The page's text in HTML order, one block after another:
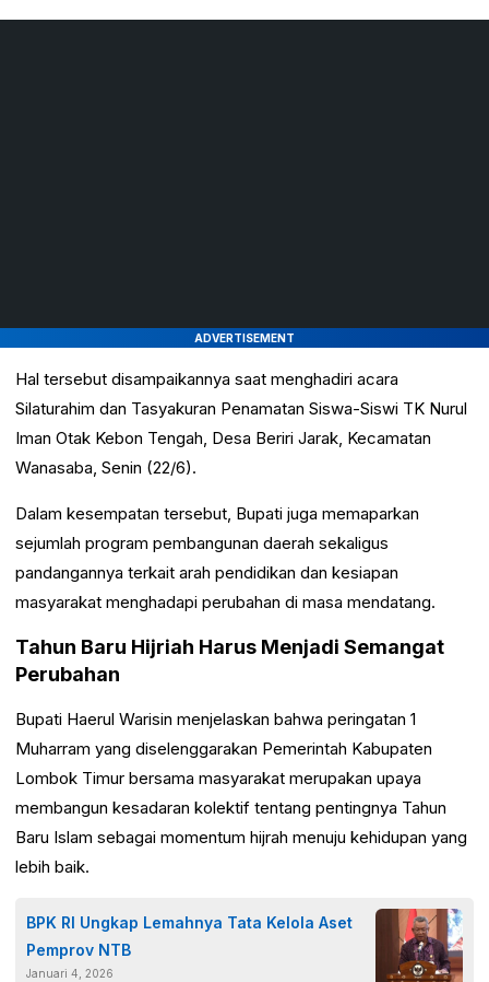
ADVERTISEMENT
Hal tersebut disampaikannya saat menghadiri acara
Silaturahim dan Tasyakuran Penamatan Siswa-Siswi TK Nurul
Iman Otak Kebon Tengah, Desa Beriri Jarak, Kecamatan
Wanasaba, Senin (22/6).
Dalam kesempatan tersebut, Bupati juga memaparkan
sejumlah program pembangunan daerah sekaligus
pandangannya terkait arah pendidikan dan kesiapan
masyarakat menghadapi perubahan di masa mendatang.
Tahun Baru Hijriah Harus Menjadi Semangat
Perubahan
Bupati Haerul Warisin menjelaskan bahwa peringatan 1
Muharram yang diselenggarakan Pemerintah Kabupaten
Lombok Timur bersama masyarakat merupakan upaya
membangun kesadaran kolektif tentang pentingnya Tahun
Baru Islam sebagai momentum hijrah menuju kehidupan yang
lebih baik.
BPK RI Ungkap Lemahnya Tata Kelola Aset
Pemprov NTB
Januari 4, 2026